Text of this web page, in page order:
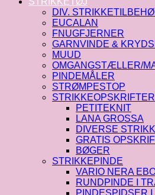
DIV.
EUCALAN
FNUGFJERNER
GARNVINDE &
MUUD
OMGANGSTÆLLER/
PINDEMÅLER
STRØMPESTOP
STRIKKEOPSKRIFTER
PETITEKNIT
LANA GROSSA
DIVERSE
GRATIS
BØGER
STRIKKEPINDE
VARIO NERA
RUNDPINDE I
PINDESPIDSER